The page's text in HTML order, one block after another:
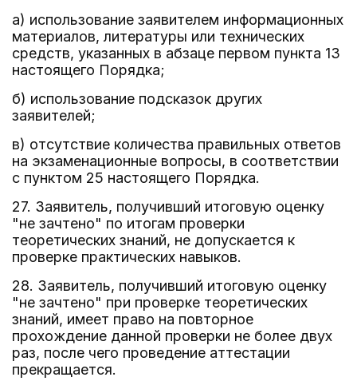
а) использование заявителем информационных
материалов, литературы или технических
средств, указанных в абзаце первом пункта 13
настоящего Порядка;
б) использование подсказок других
заявителей;
в) отсутствие количества правильных ответов
на экзаменационные вопросы, в соответствии
с пунктом 25 настоящего Порядка.
27. Заявитель, получивший итоговую оценку
"не зачтено" по итогам проверки
теоретических знаний, не допускается к
проверке практических навыков.
28. Заявитель, получивший итоговую оценку
"не зачтено" при проверке теоретических
знаний, имеет право на повторное
прохождение данной проверки не более двух
раз, после чего проведение аттестации
прекращается.